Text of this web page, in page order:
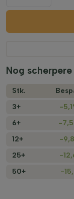
Nog
Stk.
3+
-
6+
-
12+
-
25+
-
50+
-